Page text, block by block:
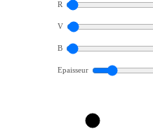
R
V
B
Epaisseur